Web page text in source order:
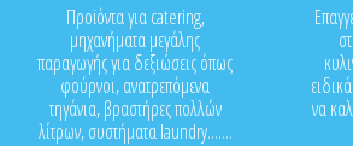
Προϊόντα για catering,
μηχανήματα μεγάλης
παραγωγής για δεξιώσεις όπως
φούρνοι, ανατρεπόμενα
τηγάνια, βραστήρες πολλών
λίτρων, συστήματα laundry.......
να